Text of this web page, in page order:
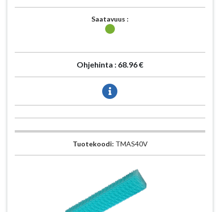
Saatavuus :
Ohjehinta : 68.96 €
Tuotekoodi: TMAS40V